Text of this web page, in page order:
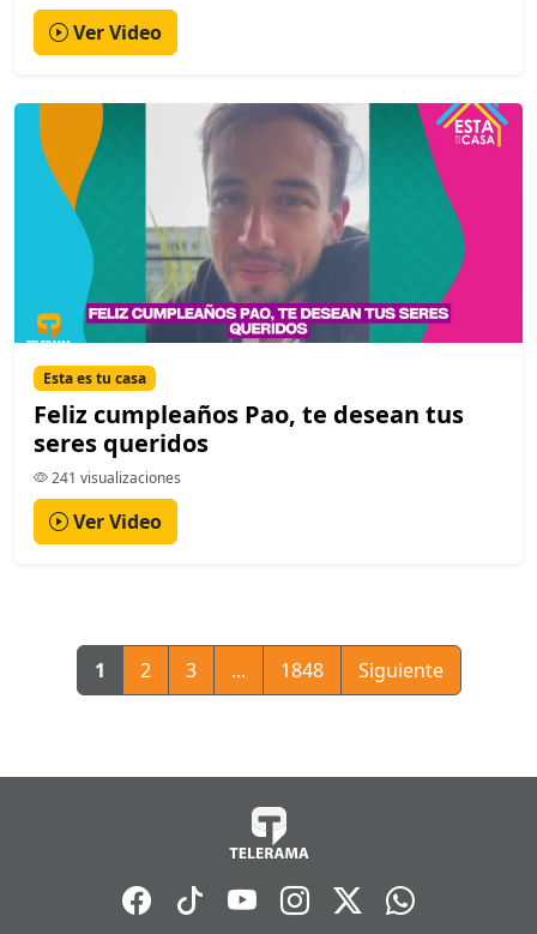
Ver Video
Esta es tu casa
Feliz cumpleaños Pao, te desean tus
seres queridos
241 visualizaciones
Ver Video
1 2 3 ... 1848 Siguiente